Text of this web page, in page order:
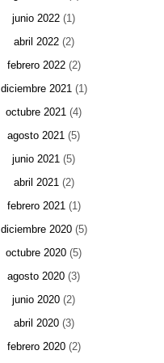
junio 2022 (1)
abril 2022(2)
febrero 2022(2)
diciembre 2021(1)
octubre 2021 (4)
agosto 2021 (5)
junio 2021 (5)
abril 2021(2)
febrero 2021(1)
diciembre 2020(5)
octubre 2020 (5)
agosto 2020 (3)
junio 2020 (2)
abril 2020(3)
febrero 2020(2)